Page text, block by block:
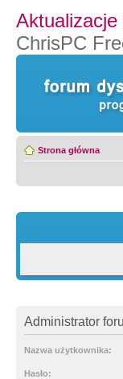
Aktualizacje
ChrisPC
Strona główna
Administrator
Nazwa użytkownika:
Hasło: